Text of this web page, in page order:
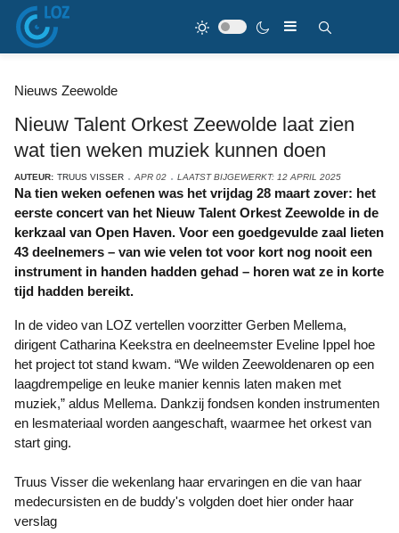
Nieuws Zeewolde
Nieuw Talent Orkest Zeewolde laat zien
wat tien weken muziek kunnen doen
AUTEUR: TRUUS VISSER APR 02 LAATST BIJGEWERKT: 12 APRIL 2025
Na tien weken oefenen was het vrijdag 28 maart zover: het
eerste concert van het Nieuw Talent Orkest Zeewolde in de
kerkzaal van Open Haven. Voor een goedgevulde zaal lieten
43 deelnemers – van wie velen tot voor kort nog nooit een
instrument in handen hadden gehad – horen wat ze in korte
tijd hadden bereikt.
In de video van LOZ vertellen voorzitter Gerben Mellema,
dirigent Catharina Keekstra en deelneemster Eveline Ippel hoe
het project tot stand kwam. “We wilden Zeewoldenaren op een
laagdrempelige en leuke manier kennis laten maken met
muziek,” aldus Mellema. Dankzij fondsen konden instrumenten
en lesmateriaal worden aangeschaft, waarmee het orkest van
start ging.
Truus Visser die wekenlang haar ervaringen en die van haar
medecursisten en de buddy's volgden doet hier onder haar
verslag